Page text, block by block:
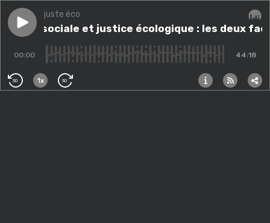
Play episodeJustice sociale et justice écologique : les deux faces
juste éco
sociale et justice écologique : les deux
00:00 44:18
30 1x 30